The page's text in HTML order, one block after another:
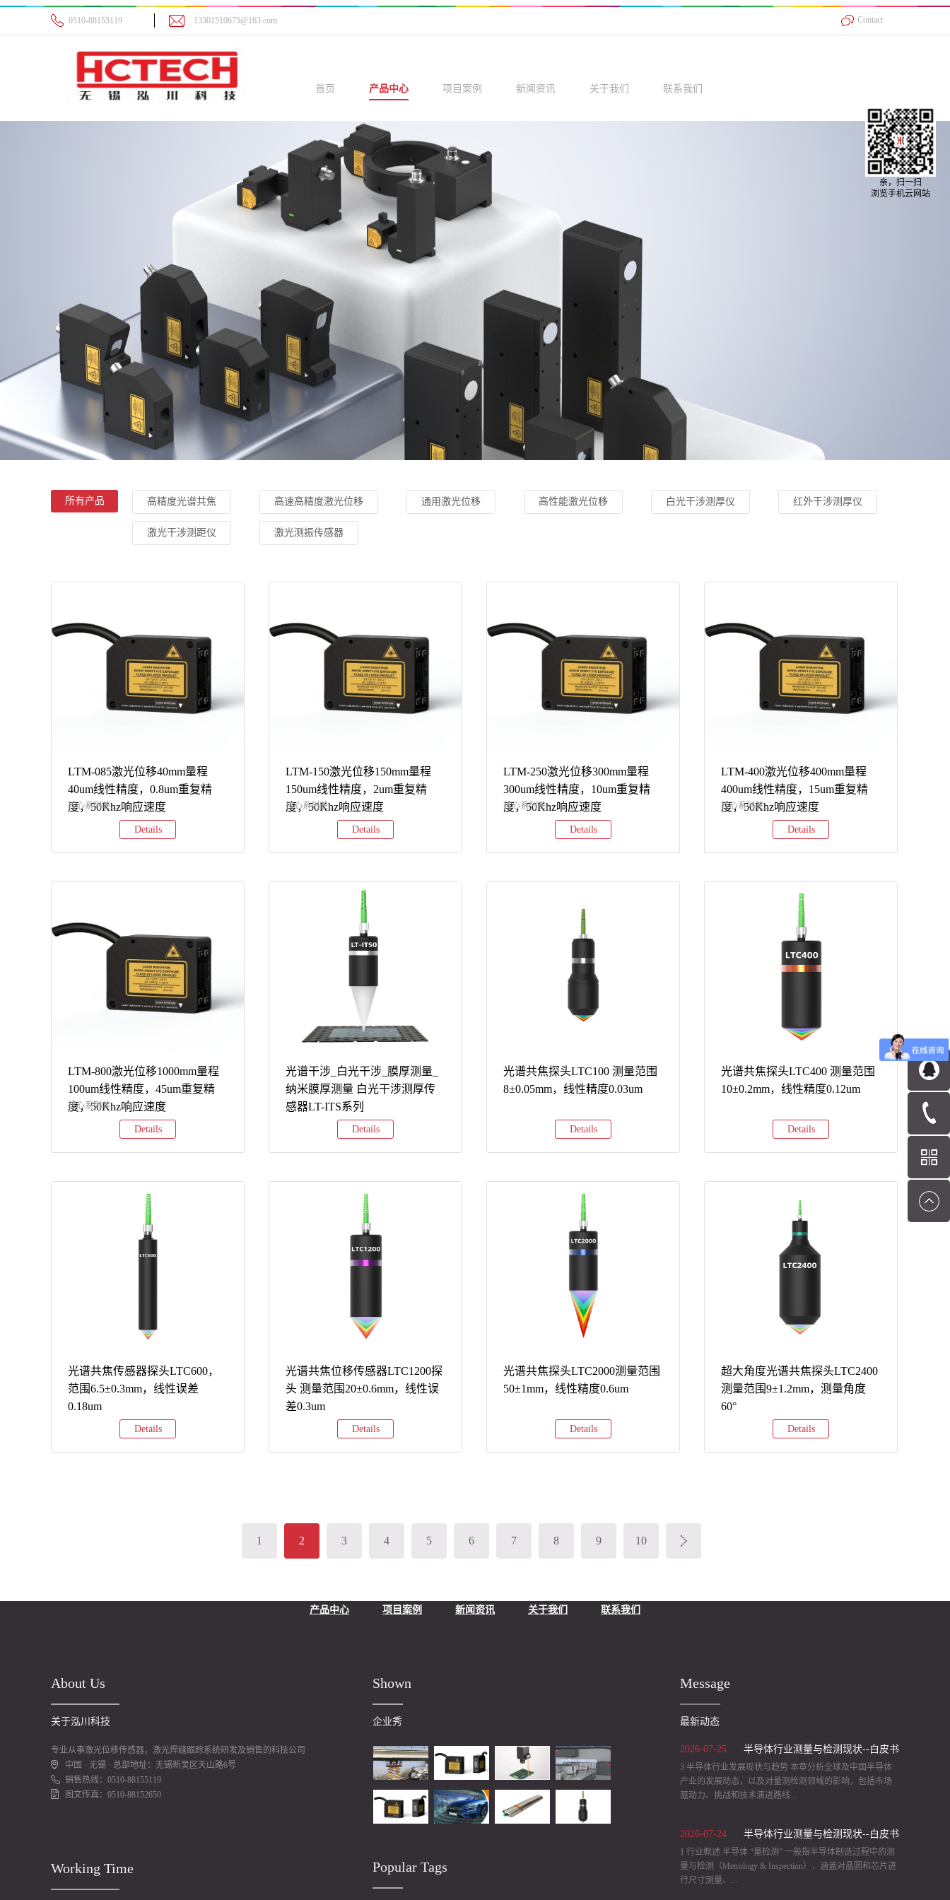
0510-88155119 13301510675@163.com Contact
首页 产品中心 项目案例 新闻资讯 关于我们 联系我们
所有产品 高精度光谱共焦 高速高精度激光位移 通用激光位移 高性能激光位移 白光干涉测厚仪 红外干涉测厚仪
激光干涉测距仪 激光测振传感器
LTM-085激光位移40mm量程
40um线性精度，0.8um重复精
度，50Khz响应速度
核心系列差...
异特性LTM2系列LTM3系列LTM5系列采样
RS485/模拟信号（二选一）以太网
+RS485+模拟信号以太网+RS485+模拟信号
详细参数对比（85mm量程型号）型号测量
范围光斑尺寸重复精度线性误差重量采样
频率核心功能LTM2-
宽光斑优化，更高精度LTM3-
8585±20mmΦ60μm0.8μm±40μm150g10kHz
中速采样，支持软件调试LTM3-
85W85±20mmΦ60*2600μm0.8μm±30μm150g10kHz
超宽光斑+软件调试LTM5-8585±20mm约
Details
LTM-150激光位移150mm量程
150um线性精度，2um重复精
度，50Khz响应速度
核心系列差...
异特性LTM2系列LTM3系列LTM5系列采样
TSLaserStudio软件及数据保存支持
RS485/模拟信号（二选一）以太网
+RS485+模拟信号以太网+RS485+模拟信号
量范围光斑尺寸重复精度线性误差重量采
样频率核心功能LTM2-
150150±75mmΦ120μm2μm±150μm230g5kHz
经济型，独立工作LTM2-
宽光斑优化，更高精度LTM3-
150150±75mmΦ120μm2μm±150μm150g10kHz
中速采样，支持软件调试LTM3-
150W150±75mmΦ120*1500μm2μm±113μm150g10kHz
宽光斑+软件调试LTM5-
Details
LTM-250激光位移300mm量程
300um线性精度，10um重复精
度，50Khz响应速度
核心系列差...
异特性LTM2系列LTM3系列LTM5系列采样
TSLaserStudio软件及数据保存接口类型
RS485/模拟信号（二选一）以太网
量范围光斑尺寸重复精度线性误差重量采
250250±150mmΦ180μm10μm±450μm230g5kHz
宽光斑优化，更高精度LTM3-
250250±150mmΦ180μm10μm±450μm150g10kHz
宽光斑+软件调试LTM5-
Details
LTM-400激光位移400mm量程
400um线性精度，15um重复精
度，50Khz响应速度
核心系列差...
异特性LTM2系列LTM3系列LTM5系列采样
TSLaserStudio软件及数据保存支持
RS485/模拟信号（二选一）以太网
+RS485+模拟信号以太网+RS485+模拟信号
经济型，独立工作LTM2-
400W400±200mmΦ250*4500μm15μm±400μm230g5kHz
宽光斑优化，更高精度LTM3-
400400±200mmΦ250μm15μm±600μm150g10kHz
宽光斑+软件调试LTM5-
Details
LTM-800激光位移1000mm量程
100um线性精度，45um重复精
度，50Khz响应速度
核心系列差...
异特性LTM2系列LTM3系列LTM5系列采样
TSLaserStudio软件及数据保存支持
RS485/模拟信号（二选一）以太网
+RS485+模拟信号以太网+RS485+模拟信号
经济型，独立工作LTM2-
超宽光斑，精度优化LTM3-
800800±500mmΦ450μm45μm±2000μm150g10kHz
超宽光斑+软件调试LTM5-
Details
光谱干涉_白光干涉_膜厚测量_
纳米膜厚测量 白光干涉测厚传
感器LT-ITS系列
Details
光谱共焦探头LTC100 测量范围
8±0.05mm，线性精度0.03um
Details
光谱共焦探头LTC400 测量范围
10±0.2mm，线性精度0.12um
Details
光谱共焦传感器探头LTC600，
范围6.5±0.3mm，线性误差
0.18um
Details
光谱共焦位移传感器LTC1200探
头 测量范围20±0.6mm，线性误
差0.3um
Details
光谱共焦探头LTC2000测量范围
50±1mm，线性精度0.6um
Details
超大角度光谱共焦探头LTC2400
测量范围9±1.2mm，测量角度
60°
Details
1 2 3 4 5 6 7 8 9 10
产品中心 项目案例 新闻资讯 关于我们 联系我们
About Us
关于泓川科技
专业从事激光位移传感器，激光焊缝跟踪系统研发及销售的科技公司
中国 · 无锡 · 总部地址：无锡新吴区天山路6号
销售热线：0510-88155119
图文传真：0510-88152650
Working Time
Shown
企业秀
Popular Tags
Message
最新动态
半导体行业测量与检测现状--白皮书
（2）
2026-07-25
3 半导体行业发展现状与趋势 本章分析全球及中国半导体
产业的发展动态，以及对量测检测领域的影响，包括市场
驱动力、挑战和技术演进路线...
等。 3.1 产业发展现状 全球与中国市场规模： 受益于 5G、
AI、物联网等需求推动，全球半导体设备市场近年来快速
扩张，2019 年2022 年从 598 亿美元增长至 1,076 亿美元。
2023 年由于芯片下游需求疲软出现小幅下滑，全球设备销
半导体行业测量与检测现状--白皮书
（1）
2026-07-24
1 行业概述 半导体 “量检测” 一般指半导体制造过程中的测
量与检测（Metrology & Inspection），涵盖对晶圆和芯片进
行尺寸测量、...
亲，扫一扫
浏览手机云网站